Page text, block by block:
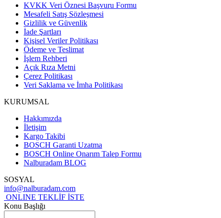
KVKK Veri Öznesi Başvuru Formu
Mesafeli Satış Sözleşmesi
Gizlilik ve Güvenlik
İade Şartları
Kişisel Veriler Politikası
Ödeme ve Teslimat
İşlem Rehberi
Açık Rıza Metni
Çerez Politikası
Veri Saklama ve İmha Politikası
KURUMSAL
Hakkımızda
İletişim
Kargo Takibi
BOSCH Garanti Uzatma
BOSCH Online Onarım Talep Formu
Nalburadam BLOG
SOSYAL
info@nalburadam.com
ONLINE TEKLİF İSTE
Konu Başlığı